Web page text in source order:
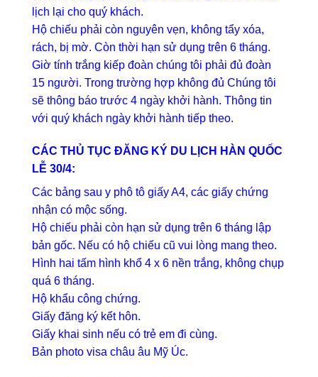
lịch lại cho quý khách.
Hộ chiếu phải còn nguyên vẹn, không tẩy xóa,
rách, bị mờ. Còn thời hạn sử dụng trên 6 tháng.
Giờ tính trắng kiếp đoàn chúng tôi phải đủ đoàn
15 người. Trong trường hợp không đủ Chúng tôi
sẽ thông báo trước 4 ngày khởi hành. Thông tin
với quý khách ngày khởi hành tiếp theo.
CÁC THỦ TỤC ĐĂNG KÝ DU LỊCH HÀN QUỐC
LỄ 30/4:
Các bảng sau y phô tô giấy A4, các giấy chứng
nhận có mộc sống.
Hộ chiếu phải còn hạn sử dụng trên 6 tháng lập
bản gốc. Nếu có hộ chiếu cũ vui lòng mang theo.
Hình hai tấm hình khổ 4 x 6 nền trắng, không chụp
quá 6 tháng.
Hộ khẩu công chứng.
Giấy đăng ký kết hôn.
Giấy khai sinh nếu có trẻ em đi cùng.
Bản photo visa châu âu Mỹ Úc.